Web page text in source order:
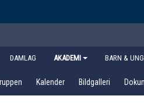
DAMLAG AKADEMI BARN &
Kalender Bildgalleri